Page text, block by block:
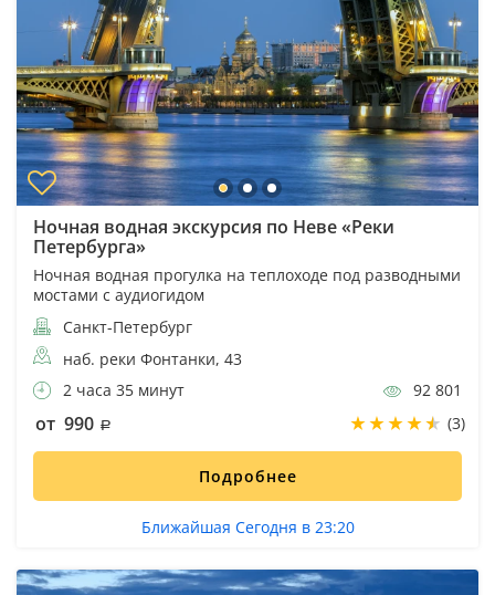
Ночная водная экскурсия по Неве «Реки
Петербурга»
Ночная водная прогулка на теплоходе под разводными
мостами с аудиогидом
Санкт-Петербург
наб. реки Фонтанки, 43
2 часа 35 минут
92 801
от 990 (3)
Подробнее
Ближайшая Сегодня в 23:20